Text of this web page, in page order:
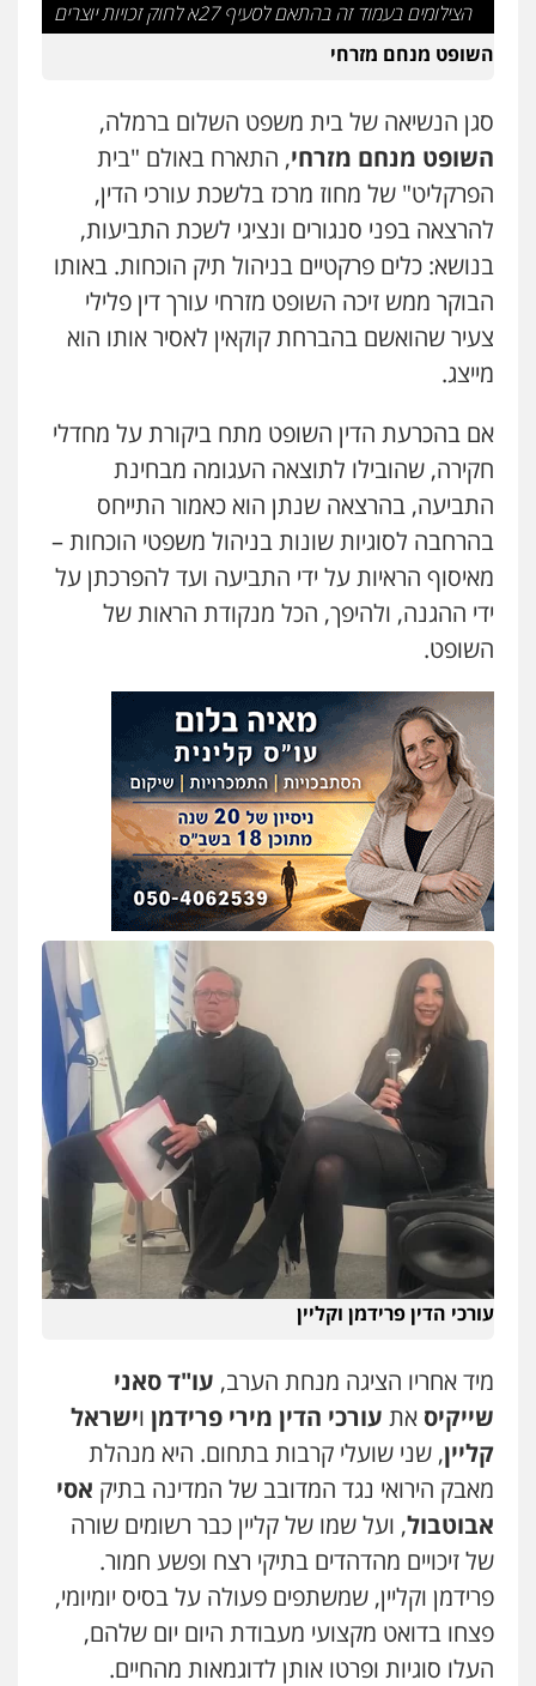
הצילומים בעמוד זה בהתאם לסעיף 27א לחוק זכויות יוצרים
השופט מנחם מזרחי
סגן הנשיאה של בית משפט השלום ברמלה,
השופט מנחם מזרחי, התארח באולם "בית
הפרקליט" של מחוז מרכז בלשכת עורכי הדין,
להרצאה בפני סנגורים ונציגי לשכת התביעות,
בנושא: כלים פרקטיים בניהול תיק הוכחות. באותו
הבוקר ממש זיכה השופט מזרחי עורך דין פלילי
צעיר שהואשם בהברחת קוקאין לאסיר אותו הוא
מייצג.
אם בהכרעת הדין השופט מתח ביקורת על מחדלי
חקירה, שהובילו לתוצאה העגומה מבחינת
התביעה, בהרצאה שנתן הוא כאמור התייחס
בהרחבה לסוגיות שונות בניהול משפטי הוכחות –
מאיסוף הראיות על ידי התביעה ועד להפרכתן על
ידי ההגנה, ולהיפך, הכל מנקודת הראות של
השופט.
עורכי הדין פרידמן וקליין
מיד אחריו הציגה מנחת הערב, עו"ד סאני
שייקיס את עורכי הדין מירי פרידמן וישראל
קליין, שני שועלי קרבות בתחום. היא מנהלת
מאבק הירואי נגד המדובב של המדינה בתיק אסי
אבוטבול, ועל שמו של קליין כבר רשומים שורה
של זיכויים מהדהדים בתיקי רצח ופשע חמור.
פרידמן וקליין, שמשתפים פעולה על בסיס יומיומי,
פצחו בדואט מקצועי מעבודת היום יום שלהם,
העלו סוגיות ופרטו אותן לדוגמאות מהחיים.
עו"ד עידית שינו-אמיתי
פלילי עורכי דין לענייני אסירים פשיעה
חמורה מעצרים וחקירות
0507587013
עו"ד נס בן נתן
פלילי כלכלי פשיעה חמורה נוער
0505555110
עו"ד לימור רוט חזן
פלילי מעצרים צווארון לבן פשיעה חמורה
0523407232
עו"ד אורנת קמרון
פלילי תעבורה עורכי דין לענייני אסירים
0505417090
עו"ד חמאדה מסרי
תעבורה